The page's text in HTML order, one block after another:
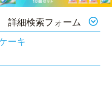
詳細検索フォーム
ーキ